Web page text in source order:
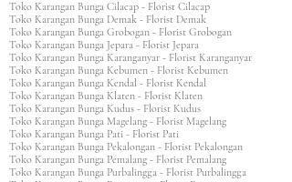
Toko Karangan Bunga Cilacap - Florist Cilacap
Toko Karangan Bunga Demak - Florist Demak
Toko Karangan Bunga Grobogan - Florist Grobogan
Toko Karangan Bunga Jepara - Florist Jepara
Toko Karangan Bunga Karanganyar - Florist Karanganyar
Toko Karangan Bunga Kebumen - Florist Kebumen
Toko Karangan Bunga Kendal - Florist Kendal
Toko Karangan Bunga Klaten - Florist Klaten
Toko Karangan Bunga Kudus - Florist Kudus
Toko Karangan Bunga Magelang - Florist Magelang
Toko Karangan Bunga Pati - Florist Pati
Toko Karangan Bunga Pekalongan - Florist Pekalongan
Toko Karangan Bunga Pemalang - Florist Pemalang
Toko Karangan Bunga Purbalingga - Florist Purbalingga